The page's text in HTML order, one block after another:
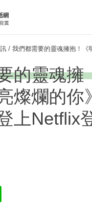
/ 我們都需要的靈魂擁抱！《
的靈魂擁
燦爛的你》
上Netflix